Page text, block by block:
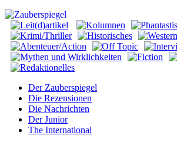
Der Zauberspiegel
Die Rezensionen
Die Nachrichten
Der Junior
The International